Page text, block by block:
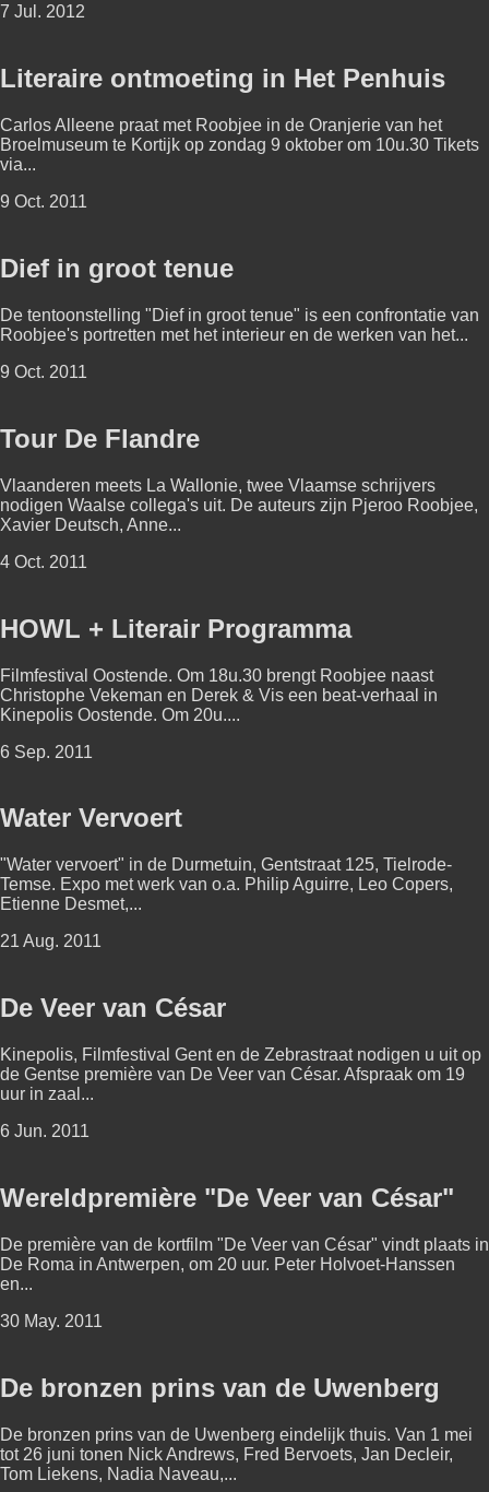
7 Jul. 2012
Literaire ontmoeting in Het Penhuis
Carlos Alleene praat met Roobjee in de Oranjerie van het
Broelmuseum te Kortijk op zondag 9 oktober om 10u.30 Tikets
via...
9 Oct. 2011
Dief in groot tenue
De tentoonstelling "Dief in groot tenue" is een confrontatie van
Roobjee's portretten met het interieur en de werken van het...
9 Oct. 2011
Tour De Flandre
Vlaanderen meets La Wallonie, twee Vlaamse schrijvers
nodigen Waalse collega's uit. De auteurs zijn Pjeroo Roobjee,
Xavier Deutsch, Anne...
4 Oct. 2011
HOWL + Literair Programma
Filmfestival Oostende. Om 18u.30 brengt Roobjee naast
Christophe Vekeman en Derek & Vis een beat-verhaal in
Kinepolis Oostende. Om 20u....
6 Sep. 2011
Water Vervoert
"Water vervoert" in de Durmetuin, Gentstraat 125, Tielrode-
Temse. Expo met werk van o.a. Philip Aguirre, Leo Copers,
Etienne Desmet,...
21 Aug. 2011
De Veer van César
Kinepolis, Filmfestival Gent en de Zebrastraat nodigen u uit op
de Gentse première van De Veer van César. Afspraak om 19
uur in zaal...
6 Jun. 2011
Wereldpremière "De Veer van César"
De première van de kortfilm "De Veer van César" vindt plaats in
De Roma in Antwerpen, om 20 uur. Peter Holvoet-Hanssen
en...
30 May. 2011
De bronzen prins van de Uwenberg
De bronzen prins van de Uwenberg eindelijk thuis. Van 1 mei
tot 26 juni tonen Nick Andrews, Fred Bervoets, Jan Decleir,
Tom Liekens, Nadia Naveau,...